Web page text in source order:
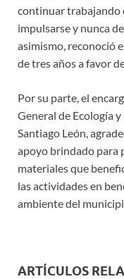
continuar trabajando
impulsarse y nunca
asimismo, reconoció
de tres años a favor
Por su parte, el
General de Ecología
Santiago León,
apoyo brindado para
materiales que
las actividades en
ambiente del
ARTÍCULOS